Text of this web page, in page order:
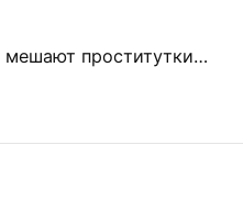
мешают проститутки…